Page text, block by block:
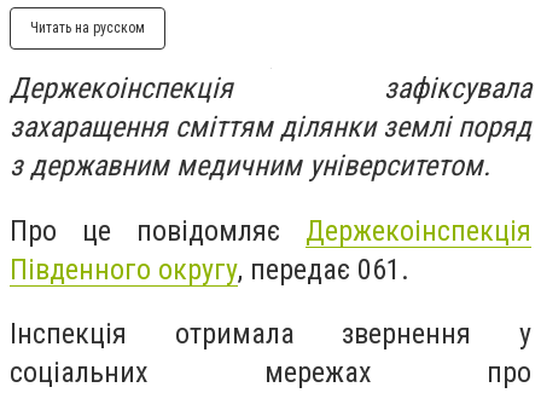
Читать на русском
Держекоінспекція зафіксувала
захаращення сміттям ділянки землі поряд
з державним медичним університетом.
Про це повідомляє Держекоінспекція
Південного округу, передає 061.
Інспекція отримала звернення у
соціальних мережах про